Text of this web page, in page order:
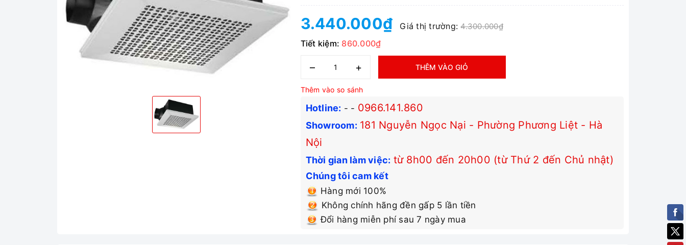
3.440.000₫ Giá thị trường:4.300.000₫
Tiết kiệm: 860.000₫
– + THÊM VÀO GIỎ
Thêm vào so sánh
Hotline: - - 0966.141.860
Showroom: 181 Nguyễn Ngọc Nại - Phường Phương Liệt - Hà
Nội
Thời gian làm việc: từ 8h00 đến 20h00 (từ Thứ 2 đến Chủ nhật)
Chúng tôi cam kết
Hàng mới 100%
Không chính hãng đền gấp 5 lần tiền
Đổi hàng miễn phí sau 7 ngày mua